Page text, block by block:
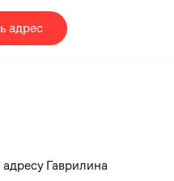
адрес
Гаврилина